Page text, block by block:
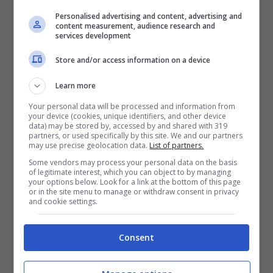
la pasta e il condimento. L’acqua viene invece
trasformata in brodo. È un piatto “modaiolo”,
che si può mangiare anche mentre si cammina
però non è di certo il più salutare, perché
dei più processati al mondo.
A lanciare l’allarme sui noodles istantanei è
stato Barry Popkin , professore americano di
nutrizione dell’Università della Carolina del
sono glialti livelli di sale contenuti nei
noodles: infatti se ne aumenta il quantitativo
proprio per ridurre tempi di cottura e per
migliorare la consistenza del prodotto. Il sale è
presente in abbondanza anche nelle bustine
fornite come condimento.
Personalised advertising and content, advertising and
content measurement, audience research and
services development
Store and/or access information on a device
Learn more
Your personal data will be processed and information from
your device (cookies, unique identifiers, and other device
data) may be stored by, accessed by and shared with 319
partners, or used specifically by this site. We and our partners
may use precise geolocation data. List of partners.
Some vendors may process your personal data on the basis
of legitimate interest, which you can object to by managing
your options below. Look for a link at the bottom of this page
or in the site menu to manage or withdraw consent in privacy
and cookie settings.
Consent